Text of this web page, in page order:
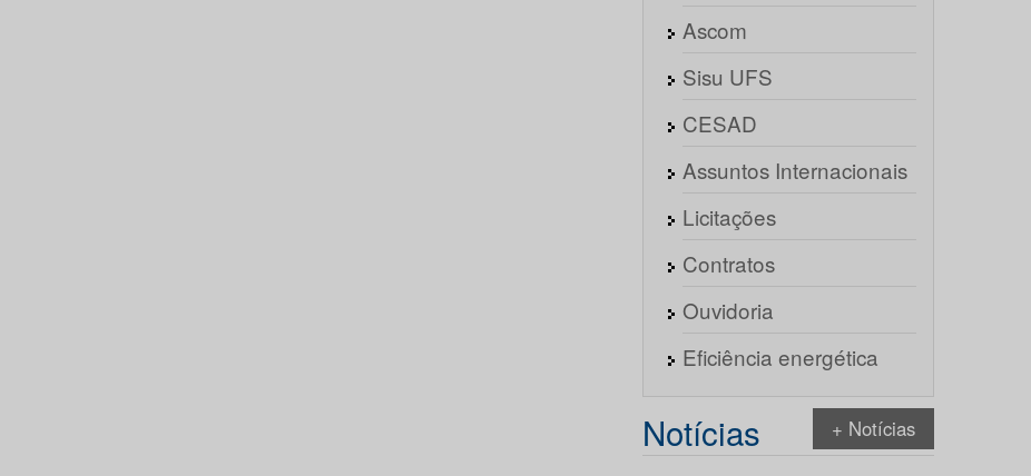
Ascom
Sisu UFS
CESAD
Assuntos Internacionais
Licitações
Contratos
Ouvidoria
Eficiência energética
Notícias + Notícias